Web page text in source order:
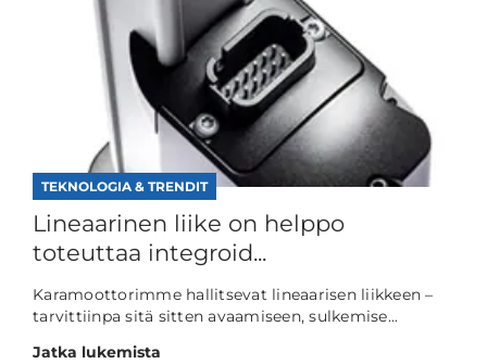
TEKNOLOGIA & TRENDIT
Lineaarinen liike on helppo
toteuttaa integroid...
Karamoottorimme hallitsevat lineaarisen liikkeen –
tarvittiinpa sitä sitten avaamiseen, sulkemise...
Jatka lukemista